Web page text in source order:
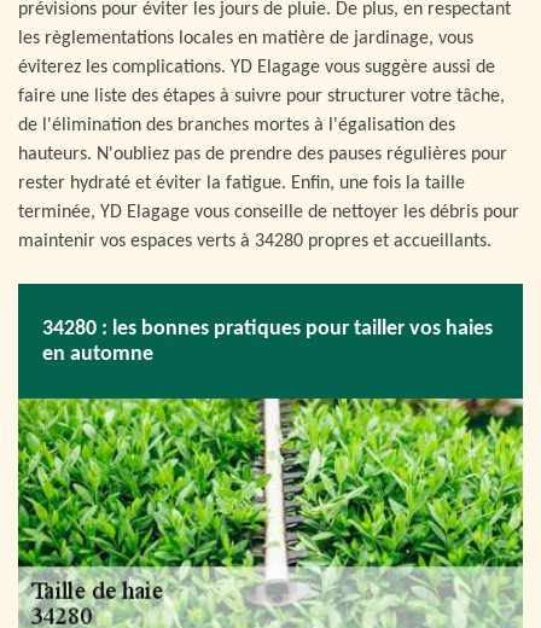
prévisions pour éviter les jours de pluie. De plus, en respectant
les règlementations locales en matière de jardinage, vous
éviterez les complications. YD Elagage vous suggère aussi de
faire une liste des étapes à suivre pour structurer votre tâche,
de l'élimination des branches mortes à l'égalisation des
hauteurs. N'oubliez pas de prendre des pauses régulières pour
rester hydraté et éviter la fatigue. Enfin, une fois la taille
terminée, YD Elagage vous conseille de nettoyer les débris pour
maintenir vos espaces verts à 34280 propres et accueillants.
34280 : les bonnes pratiques pour tailler vos haies
en automne